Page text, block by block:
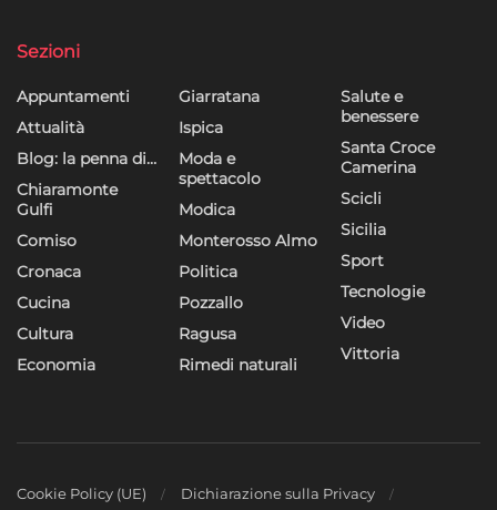
Sezioni
Appuntamenti
Attualità
Blog: la penna di…
Chiaramonte
Gulfi
Comiso
Cronaca
Cucina
Cultura
Economia
Giarratana
Ispica
Moda e
spettacolo
Modica
Monterosso Almo
Politica
Pozzallo
Ragusa
Rimedi naturali
Salute e
benessere
Santa Croce
Camerina
Scicli
Sicilia
Sport
Tecnologie
Video
Vittoria
Cookie Policy (UE)
Dichiarazione sulla Privacy